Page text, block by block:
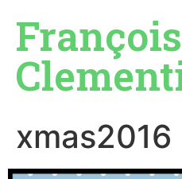
xmas2016